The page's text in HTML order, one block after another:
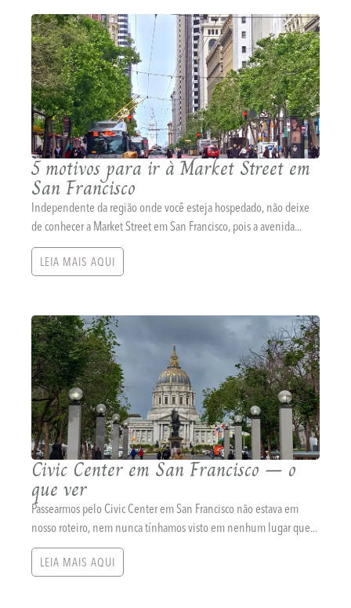
5 motivos para ir à Market Street em
San Francisco
Independente da região onde você esteja hospedado, não deixe
de conhecer a Market Street em San Francisco, pois a avenida...
LEIA MAIS AQUI
Civic Center em San Francisco – o
que ver
Passearmos pelo Civic Center em San Francisco não estava em
nosso roteiro, nem nunca tínhamos visto em nenhum lugar que...
LEIA MAIS AQUI